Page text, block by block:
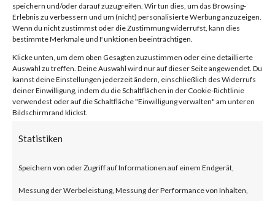
speichern und/oder darauf zuzugreifen. Wir tun dies, um das Browsing-
Erlebnis zu verbessern und um (nicht) personalisierte Werbung anzuzeigen.
Wenn du nicht zustimmst oder die Zustimmung widerrufst, kann dies
bestimmte Merkmale und Funktionen beeinträchtigen.
Klicke unten, um dem oben Gesagten zuzustimmen oder eine detaillierte
Auswahl zu treffen. Deine Auswahl wird nur auf dieser Seite angewendet. Du
kannst deine Einstellungen jederzeit ändern, einschließlich des Widerrufs
deiner Einwilligung, indem du die Schaltflächen in der Cookie-Richtlinie
verwendest oder auf die Schaltfläche "Einwilligung verwalten" am unteren
Bildschirmrand klickst.
Statistiken
Speichern von oder Zugriff auf Informationen auf einem Endgerät,
Messung der Werbeleistung, Messung der Performance von Inhalten,
diamond industry. The report
states that Fantasy wiper
victims were observed in South
Africa, Israel, and Hong Kong.
The wiper malware reportedly
for files to overwrite and
delete.Why is this Significant?
This is significant because